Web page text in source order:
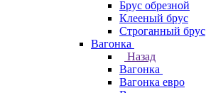
Брус обрезной
Клееный брус
Строганный брус
Вагонка
Назад
Вагонка
Вагонка евро